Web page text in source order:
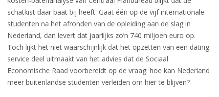
SPOUSE SUPPORT
DUAL CAREER
EMPOWERING SPOUSES FOR A BRIGHT FUTURE IN
THE NETHERLANDS
JOBS
schatkist daar baat bij heeft. Gaat één op de vijf internationale
studenten na het afronden van de opleiding aan de slag in
Nederland, dan levert dat jaarlijks zo’n 740 miljoen euro op.
Toch lijkt het niet waarschijnlijk dat het opzetten van een dating
service deel uitmaakt van het advies dat de Sociaal
Economische Raad voorbereidt op de vraag: hoe kan Nederland
meer buitenlandse studenten verleiden om hier te blijven?